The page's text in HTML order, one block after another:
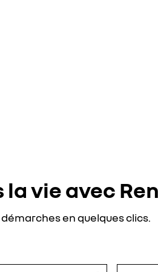
vie avec
en quelques clics.